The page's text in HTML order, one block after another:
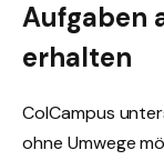
Aufgaben
erhalten
ColCampus
ohne Umwege